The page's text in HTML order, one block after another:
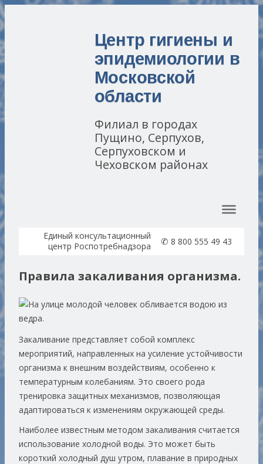
Центр гигиены и
эпидемиологии в
Московской
области
Филиал в городах
Пущино, Серпухов,
Серпуховском и
Чеховском районах
Единый консультационный
центр Роспотребнадзора
✆ 8 800 555 49 43
Правила закаливания организма.
Закаливание представляет собой комплекс
мероприятий, направленных на усиление устойчивости
организма к внешним воздействиям, особенно к
температурным колебаниям. Это своего рода
тренировка защитных механизмов, позволяющая
адаптироваться к изменениям окружающей среды.
Наиболее известным методом закаливания считается
использование холодной воды. Это может быть
короткий холодный душ утром, плавание в природных